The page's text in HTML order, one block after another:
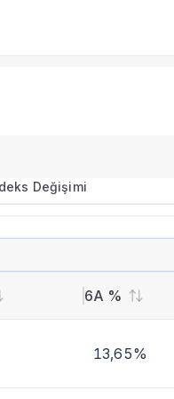
metrikleri listelenir.
benzer fonları
Değişimi
6A %
13,65%